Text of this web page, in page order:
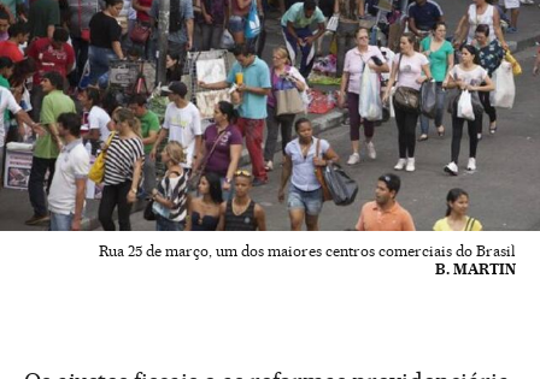
Rua 25 de março, um dos maiores centros comerciais do Brasil
B. MARTIN